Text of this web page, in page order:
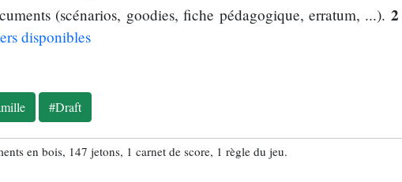
(scénarios, goodies, fiche pédagogique, erratum, ...). 2
disponibles
#Draft
en bois, 147 jetons, 1 carnet de score, 1 règle du jeu.